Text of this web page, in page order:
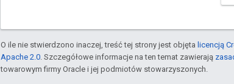
O ile nie stwierdzono inaczej, treść tej strony jest objęta licencją
Apache 2.0. Szczegółowe informacje na ten temat zawierają
towarowym firmy Oracle i jej podmiotów stowarzyszonych.